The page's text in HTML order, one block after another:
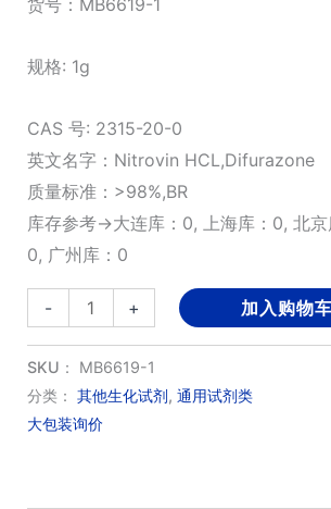
货号： MB6619-1
规格: 1g
CAS 号: 2315-20-0
英文名字：Nitrovin HCL,Difurazone
质量标准：>98%,BR
库存参考→大连库：0, 上海库：0, 北京
0, 广州库：0
-
呋
烯
腙
盐
+ 加入购物车
SKU： MB6619-1
分类： 其他生化试剂 , 通用试剂类
大包装询价